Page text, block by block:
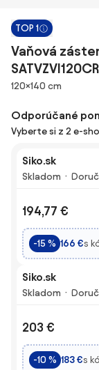
TOP 1
Vaňová
Rozmery
120×140 cm
Odporúčané
Vyberte si z 2 e-
Siko.sk
Skladom
194,77 €
-15 % 166 €s
Siko.sk
Skladom
203 €
-10 % 183 €s